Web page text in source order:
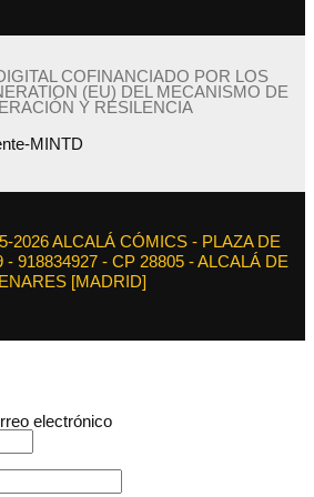
COFINANCIADO POR LOS
(EU) DEL MECANISMO DE
Y RESILENCIA
2026 ALCALÁ CÓMICS - PLAZA DE
- 918834927 - CP 28805 - ALCALÁ DE
[MADRID]
electrónico